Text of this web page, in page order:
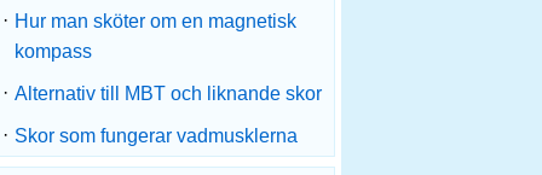
· Hur man sköter om en magnetisk
kompass
· Alternativ till MBT och liknande skor
· Skor som fungerar vadmusklerna